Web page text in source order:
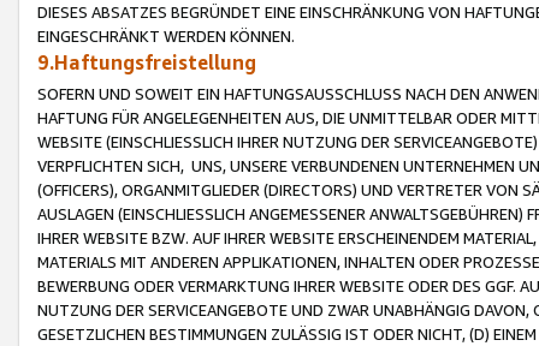
DIESES ABSATZES BEGRÜNDET EINE EINSCHRÄNKUNG VON
EINGESCHRÄNKT WERDEN KÖNNEN.
9.Haftungsfreistellung
SOFERN UND SOWEIT EIN HAFTUNGSAUSSCHLUSS NACH DEN
HAFTUNG FÜR ANGELEGENHEITEN AUS, DIE UNMITTELBAR ODER
WEBSITE (EINSCHLIESSLICH IHRER NUTZUNG DER
VERPFLICHTEN SICH, UNS, UNSERE VERBUNDENEN UNTERNEHMEN
(OFFICERS), ORGANMITGLIEDER (DIRECTORS) UND VERTRETER VON
AUSLAGEN (EINSCHLIESSLICH ANGEMESSENER
IHRER WEBSITE BZW. AUF IHRER WEBSITE ERSCHEINENDEM
MATERIALS MIT ANDEREN APPLIKATIONEN, INHALTEN ODER
BEWERBUNG ODER VERMARKTUNG IHRER WEBSITE ODER DES GGF.
NUTZUNG DER SERVICEANGEBOTE UND ZWAR UNABHÄNGIG
GESETZLICHEN BESTIMMUNGEN ZULÄSSIG IST ODER NICHT, (D)